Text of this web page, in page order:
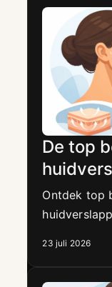
De top
Ontdek top
stevigere,
23 juli 2026